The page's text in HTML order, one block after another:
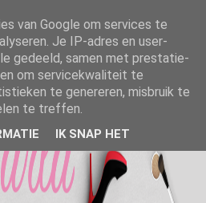
van Google om services te
Je IP-adres en user-
gedeeld, samen met prestatie-
om servicekwaliteit te
te genereren, misbruik te
te treffen.
IK SNAP HET